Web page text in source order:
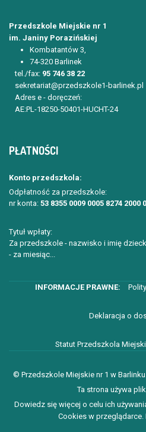
Przedszkole Miejskie nr 1
im. Janiny Porazińskiej
Kombatantów 3,
74-320 Barlinek
tel./fax: 95 746 38 22
sekretariat@przedszkole1-barlinek.pl
Adres e - doręczeń:
AE:PL-18250-50401-HUCHT-24
PŁATNOŚCI
Konto przedszkola:
Odpłatność za przedszkole:
nr konta: 53 8355 0009 0005 8274 2000
Tytuł wpłaty:
Za przedszkole - nazwisko i imię
- za miesiąc...
Deklaracja o
Statut Przedszkola
© Przedszkole Miejskie nr 1 w
Ta strona używa
Dowiedz się więcej o celu ich
Cookies w przeglądarce.